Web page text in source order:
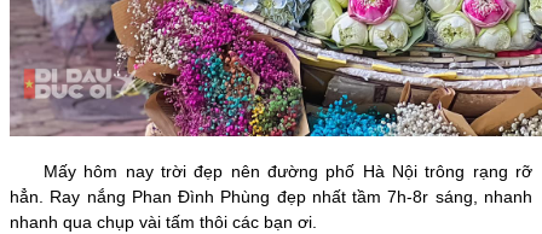
Mấy hôm nay trời đẹp nên đường phố Hà Nội trông rạng rỡ
hẳn. Ray nắng Phan Đình Phùng đẹp nhất tầm 7h-8r sáng, nhanh
nhanh qua chụp vài tấm thôi các bạn ơi.